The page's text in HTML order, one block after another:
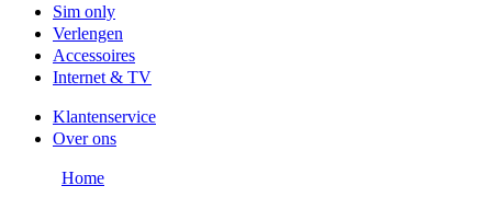
Sim only
Verlengen
Accessoires
Internet & TV
Klantenservice
Over ons
Home